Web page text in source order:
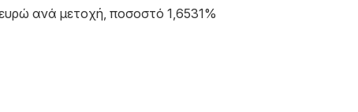
ευρώ ανά μετοχή, ποσοστό 1,6531%